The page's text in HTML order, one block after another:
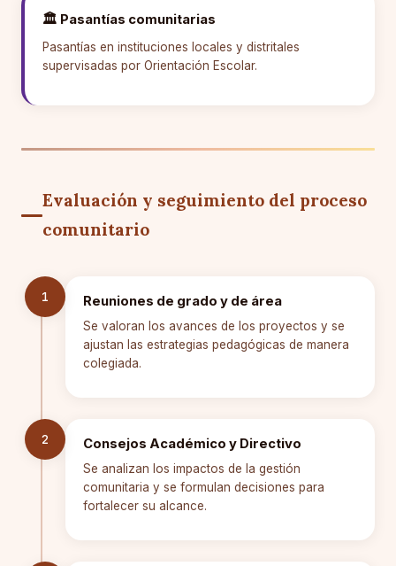
🏛️ Pasantías comunitarias
Pasantías en instituciones locales y distritales
supervisadas por Orientación Escolar.
Evaluación y seguimiento del proceso
comunitario
1 Reuniones de grado y de área
Se valoran los avances de los proyectos y se
ajustan las estrategias pedagógicas de manera
colegiada.
2 Consejos Académico y Directivo
Se analizan los impactos de la gestión
comunitaria y se formulan decisiones para
fortalecer su alcance.